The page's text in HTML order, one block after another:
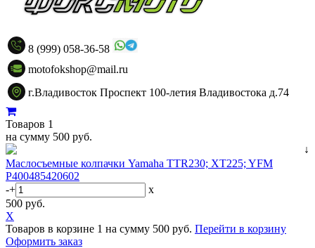
8 (999) 058-36-58
motofokshop@mail.ru
г.Владивосток Проспект 100-летия Владивостока д.74
Товаров 1
на сумму 500 руб.
↓
Маслосъемные колпачки Yamaha TTR230; XT225; YFM
P400485420602
-+
x
500 руб.
X
Товаров в корзине 1 на сумму 500 руб. Перейти в корзину
Оформить заказ